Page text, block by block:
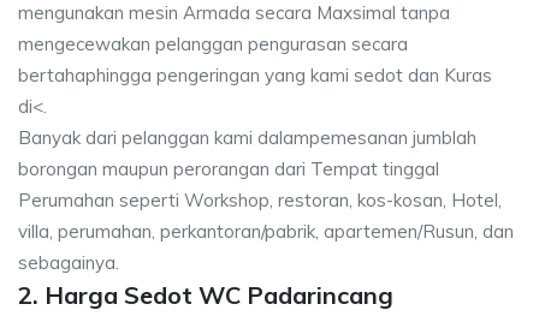
mengunakan mesin Armada secara Maxsimal tanpa
mengecewakan pelanggan pengurasan secara
bertahaphingga pengeringan yang kami sedot dan Kuras
di<.
Banyak dari pelanggan kami dalampemesanan jumblah
borongan maupun perorangan dari Tempat tinggal
Perumahan seperti Workshop, restoran, kos-kosan, Hotel,
villa, perumahan, perkantoran/pabrik, apartemen/Rusun, dan
sebagainya.
2. Harga Sedot WC Padarincang